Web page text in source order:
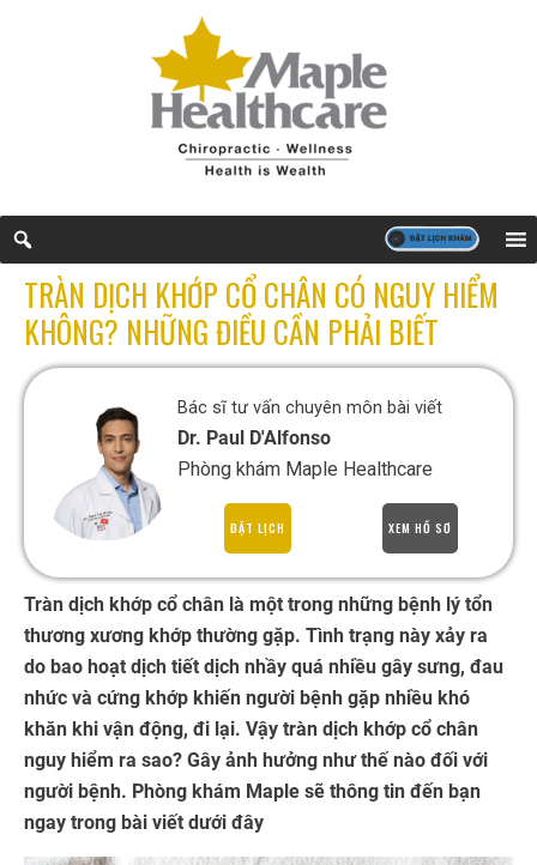
TRÀN DỊCH KHỚP CỔ CHÂN CÓ NGUY HIỂM
KHÔNG? NHỮNG ĐIỀU CẦN PHẢI BIẾT
Bác sĩ tư vấn chuyên môn bài viết
Dr. Paul D'Alfonso
Phòng khám Maple Healthcare
ĐẶT LỊCH XEM HỒ SƠ
Tràn dịch khớp cổ chân là một trong những bệnh lý tổn
thương xương khớp thường gặp. Tình trạng này xảy ra
do bao hoạt dịch tiết dịch nhầy quá nhiều gây sưng, đau
nhức và cứng khớp khiến người bệnh gặp nhiều khó
khăn khi vận động, đi lại. Vậy tràn dịch khớp cổ chân
nguy hiểm ra sao? Gây ảnh hưởng như thế nào đối với
người bệnh. Phòng khám Maple sẽ thông tin đến bạn
ngay trong bài viết dưới đây